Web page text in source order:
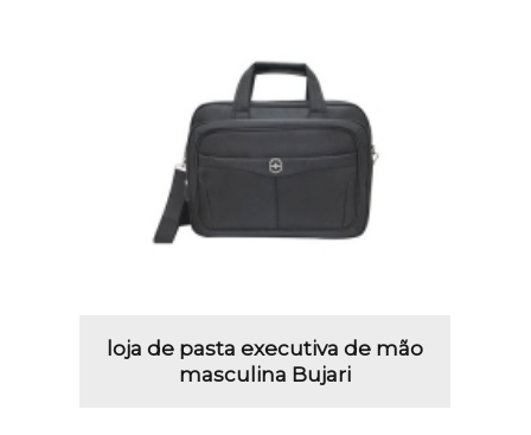
loja de pasta executiva de mão
masculina Bujari